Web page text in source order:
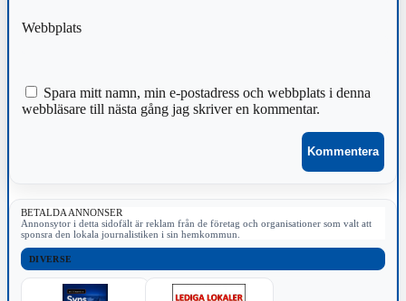
Webbplats
Spara mitt namn, min e-postadress och webbplats i denna
webbläsare till nästa gång jag skriver en kommentar.
BETALDA ANNONSER
Annonsytor i detta sidofält är reklam från de företag och organisationer som valt att
sponsra den lokala journalistiken i sin hemkommun.
DIVERSE